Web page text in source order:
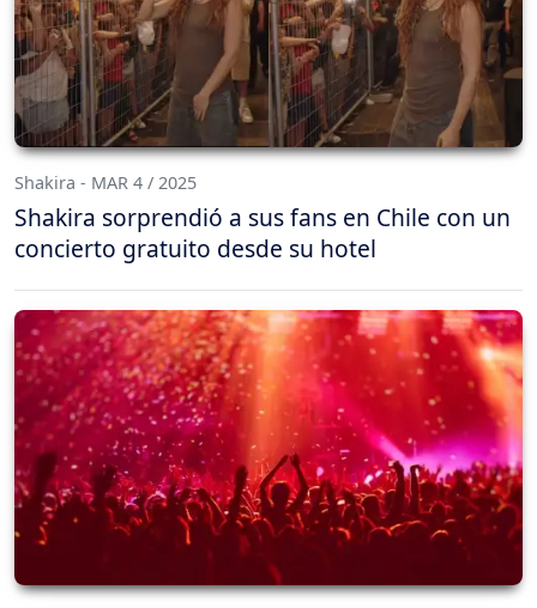
Shakira - MAR 4 / 2025
Shakira sorprendió a sus fans en Chile con un
concierto gratuito desde su hotel